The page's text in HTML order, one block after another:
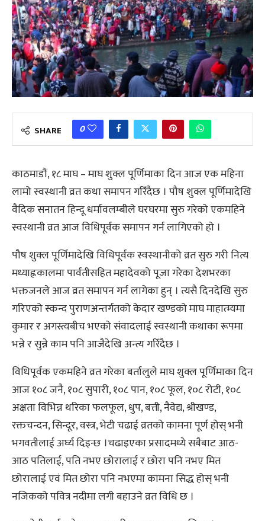
SHARE 0
काठमाडौं, १८ माघ – माघ शुक्ल पूर्णिमाका दिन आज एक महिना
लामो स्वस्थानी व्रत कथा समापन गरिँदैछ । पौष शुक्ल पूर्णिमादेखि
वैदिक सनातन हिन्दू धर्मावलम्बीले घरघरमा सुरु गरेको एकमहिने
स्वस्थानी व्रत आज विधिपूर्वक समापन गर्न लागिएको हो ।
पौष शुक्ल पूर्णिमादेखि विधिपूर्वक स्वस्थानीको व्रत सुरु गरी नित्य
मध्याह्नकालमा पार्वतीसहित महादेवको पूजा गरेका देशभरका
भक्तजनले आज व्रत समापन गर्न लागेका हुन् । त्यसै दिनदेखि सुरु
गरिएको स्कन्द पुराणअन्तर्गतको केदार खण्डको माघ माहात्म्यमा
कुमार र अगस्त्यबीच भएको संवादलाई स्वस्थानी कथाका रूपमा
भन्ने र सुन्ने काम पनि आजैदेखि अन्त्य गरिँदैछ ।
विधिपूर्वक एकमहिने व्रत गरेका बर्तालुले माघ शुक्ल पूर्णिमाका दिन
आज १०८ जनै, १०८ सुपारी, १०८ पान, १०८ फूल, १०८ रोटी, १०८
अक्षता विभिन्न थरिका फलफूल, धुप, बत्ती, नैवेद्य, श्रीखण्ड,
रक्तचन्दन, सिन्दूर, वस्त्र, भेटी चढाई व्रतको कामना पूर्ण होस् भनी
भगवतीलाई अर्घ्य दिइन्छ ।चढाइएका प्रसादमध्ये सबैबाट आठ-
आठ पतिलाई, पति नभए छोरालाई र छोरा पनि नभए मित
छोरालाई एवं मित छोरा पनि नभएमा कामना सिद्ध होस् भनी
नजिकको पवित्र नदीमा लगी बहाउने व्रत विधि छ ।